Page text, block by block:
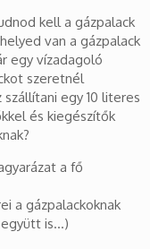
kell a gázpalack
van a gázpalack
egy vízadagoló
szeretnél
egy 10 literes
és kiegészítők
a fő
a gázpalackoknak
együtt is…)